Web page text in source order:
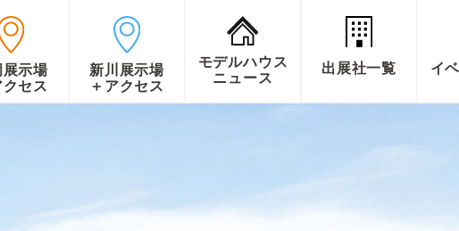
展示場
クセス
新川展示場
＋アクセス
モデルハウス
ニュース
出展社一覧 イ